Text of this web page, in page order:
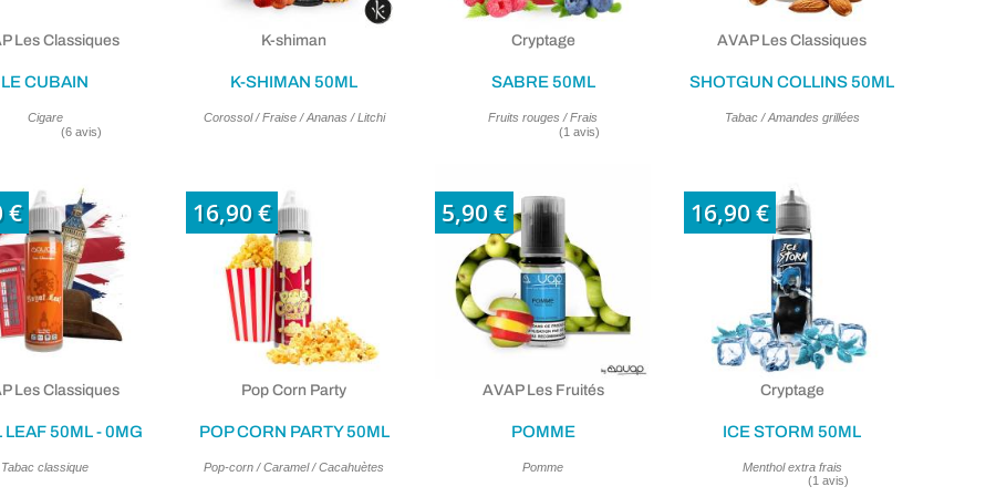
Les Classiques
LE CUBAIN
Cigare
K-shiman
K-SHIMAN 50ML
Corossol / Fraise / Ananas / Litchi
Cryptage
SABRE 50ML
Fruits rouges / Frais
AVAP Les Classiques
SHOTGUN COLLINS 50ML
Tabac / Amandes grillées
€
Les Classiques
LEAF 50ML - 0MG
Tabac classique
16,90 €
Pop Corn Party
POP CORN PARTY 50ML
Pop-corn / Caramel / Cacahuètes
5,90 €
AVAP Les Fruités
POMME
Pomme
16,90 €
Cryptage
ICE STORM 50ML
Menthol extra frais